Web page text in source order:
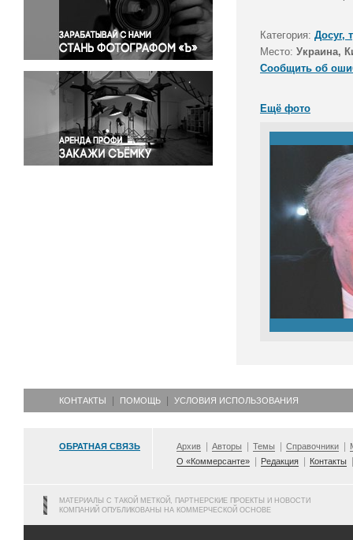
Правосудие
Происшествия и конфликты
Религия
Светская жизнь
Спорт
Экология
Экономика и бизнес
Категория: Досуг,
Место: Украина,
Сообщить об
Ещё фото
КОНТАКТЫ ПОМОЩЬ УСЛОВИЯ ИСПОЛЬЗОВАНИЯ
ОБРАТНАЯ СВЯЗЬ Архив Авторы Темы Справочники
О «Коммерсанте»
Редакция Контакты
МАТЕРИАЛЫ С ТАКОЙ МЕТКОЙ, ПАРТНЕРСКИЕ ПРОЕКТЫ И НОВОСТИ
КОМПАНИЙ ОПУБЛИКОВАНЫ НА КОММЕРЧЕСКОЙ ОСНОВЕ